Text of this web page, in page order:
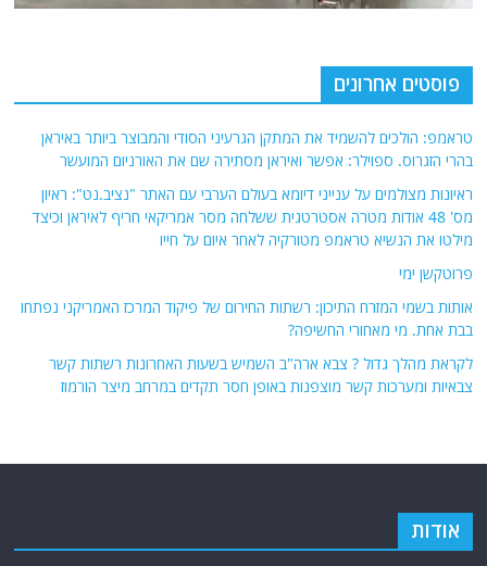
פוסטים אחרונים
טראמפ: הולכים להשמיד את המתקן הגרעיני הסודי והמבוצר ביותר באיראן
בהרי הזגרוס. ספוילר: אפשר ואיראן מסתירה שם את האורניום המועשר
ראיונות מצולמים על ענייני דיומא בעולם הערבי עם האתר "נציב.נט": ראיון
מס' 48 אודות מטרה אסטרטגית ששלחה מסר אמריקאי חריף לאיראן וכיצד
מילטו את הנשיא טראמפ מטורקיה לאחר איום על חייו
פרוטקשן ימי
אותות בשמי המזרח התיכון: רשתות החירום של פיקוד המרכז האמריקני נפתחו
בבת אחת. מי מאחורי החשיפה?
לקראת מהלך גדול ? צבא ארה"ב השמיש בשעות האחרונות רשתות קשר
צבאיות ומערכות קשר מוצפנות באופן חסר תקדים במרחב מיצר הורמוז
אודות